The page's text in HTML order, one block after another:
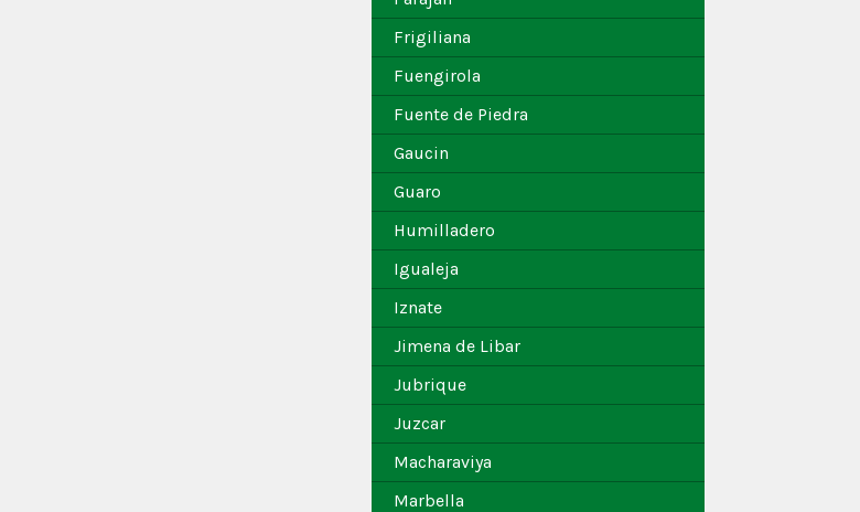
Frigiliana
Fuengirola
Fuente de Piedra
Gaucin
Guaro
Humilladero
Igualeja
Iznate
Jimena de Libar
Jubrique
Juzcar
Macharaviya
Marbella